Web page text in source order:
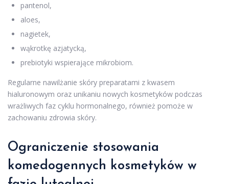
pantenol,
aloes,
nagietek,
wąkrotkę azjatycką,
prebiotyki wspierające mikrobiom.
Regularne nawilżanie skóry preparatami z kwasem
hialuronowym oraz unikaniu nowych kosmetyków podczas
wrażliwych faz cyklu hormonalnego, również pomoże w
zachowaniu zdrowia skóry.
Ograniczenie stosowania
komedogennych kosmetyków w